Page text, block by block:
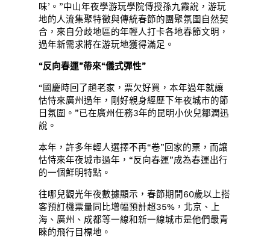
味’。”中山年夜學游玩學院傳授孫九霞說，游玩
地的人流集聚特徵與傳統春節的團聚氛圍自然契
合，來自分歧地區的年輕人打卡各地春節文明，
過年新需求將在游玩地獲得滿足。
“反向春運”帶來“儀式彈性”
“國慶時回了趟老家，票欠好買，本年過年就讓
怙恃來廣州過年，剛好親身經歷下年夜城市的節
日氛圍。”已在廣州任務3年的昆明小伙兒鄒潤迅
說。
本年，許多年輕人選擇不再“卷”回家的票，而讓
怙恃來年夜城市過年，“反向春運”成為春運出行
的一個鮮明特點。
往哪兒觀光年夜數據顯示，春節期間60歲以上搭
客預訂機票量同比增幅預計超35%，北京、上
海、廣州、成都等一線和新一線城市是他們最青
睞的飛行目標地。